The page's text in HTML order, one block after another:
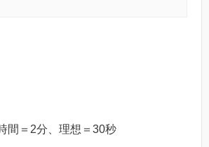
間＝2分、理想＝30秒